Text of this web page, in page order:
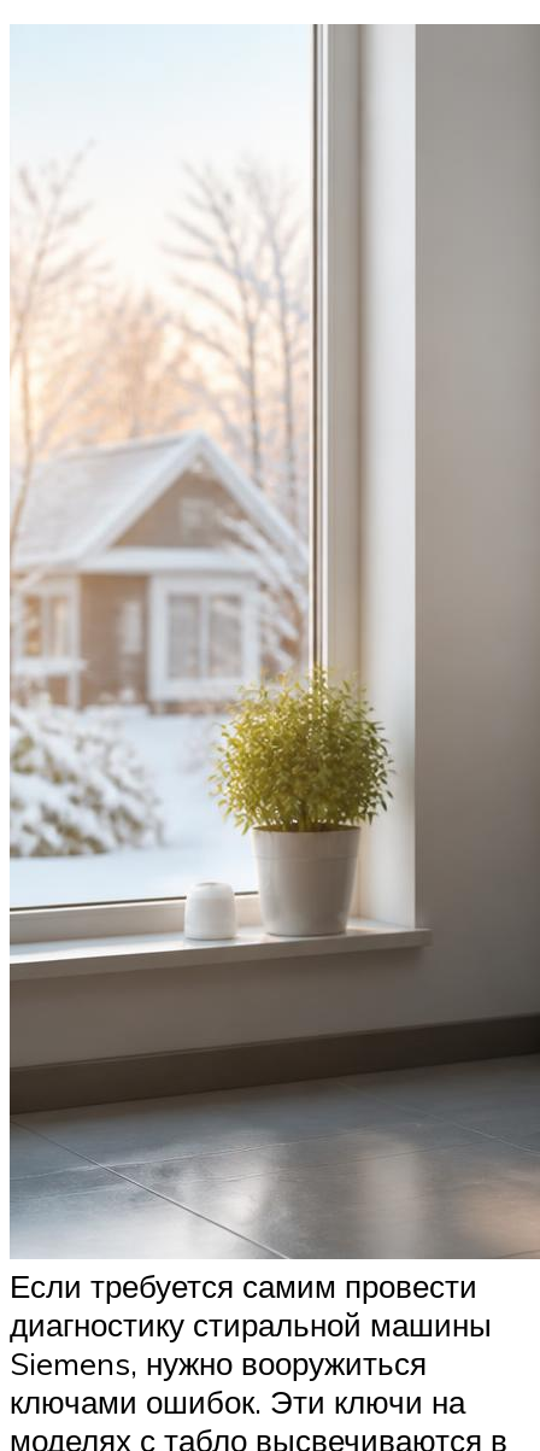
Если требуется самим провести
диагностику стиральной машины
Siemens, нужно вооружиться
ключами ошибок. Эти ключи на
моделях с табло высвечиваются в